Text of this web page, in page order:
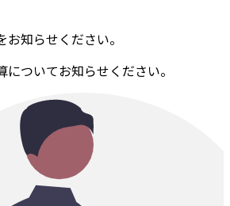
知らせください。
ついてお知らせください。